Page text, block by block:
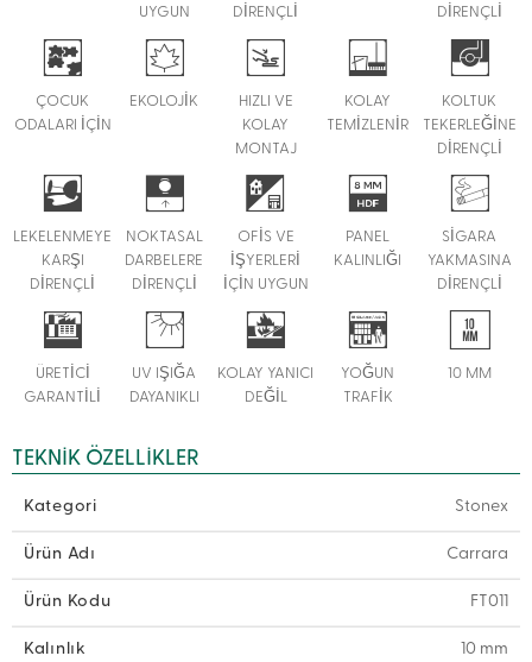
UYGUN
DİRENÇLİ
DİRENÇLİ
ÇOCUK
ODALARI İÇİN
EKOLOJİK
HIZLI VE
KOLAY
MONTAJ
KOLAY
TEMİZLENİR
KOLTUK
TEKERLEĞİNE
DİRENÇLİ
LEKELENMEYE
KARŞI
DİRENÇLİ
NOKTASAL
DARBELERE
DİRENÇLİ
OFİS VE
İŞYERLERİ
İÇİN UYGUN
PANEL
KALINLIĞI
SİGARA
YAKMASINA
DİRENÇLİ
ÜRETİCİ
GARANTİLİ
UV IŞIĞA
DAYANIKLI
KOLAY YANICI
DEĞİL
YOĞUN
TRAFİK
10 MM
TEKNIK ÖZELLIKLER
Kategori Stonex
Ürün Adı Carrara
Ürün Kodu FT011
Kalınlık 10 mm